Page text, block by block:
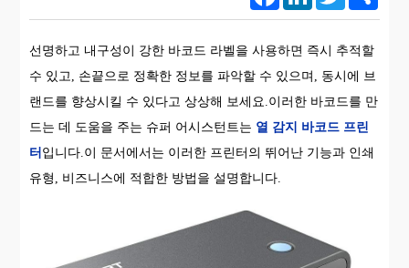
선명하고 내구성이 강한 바코드 라벨을 사용하면 즉시 추적할
수 있고, 손끝으로 정확한 정보를 파악할 수 있으며, 동시에 브
랜드를 향상시킬 수 있다고 상상해 보세요.이러한 바코드를 만
드는 데 도움을 주는 슈퍼 어시스턴트는 열 감지 바코드 프린
터 입니다.이 문서에서는 이러한 프린터의 뛰어난 기능과 인쇄
유형, 비즈니스에 적합한 방법을 설명합니다.